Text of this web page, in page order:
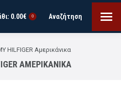
0.00€ 0 Search:
Αναζήτηση
HILFIGER Αμερικάνικα
ΑΜΕΡΙΚΆΝΙΚΑ